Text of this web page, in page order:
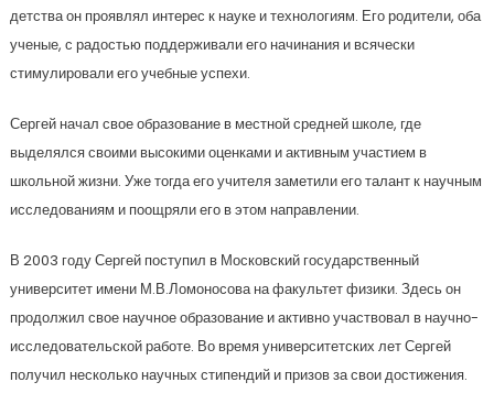
детства он проявлял интерес к науке и технологиям. Его родители, оба
ученые, с радостью поддерживали его начинания и всячески
стимулировали его учебные успехи.
Сергей начал свое образование в местной средней школе, где
выделялся своими высокими оценками и активным участием в
школьной жизни. Уже тогда его учителя заметили его талант к научным
исследованиям и поощряли его в этом направлении.
В 2003 году Сергей поступил в Московский государственный
университет имени М.В.Ломоносова на факультет физики. Здесь он
продолжил свое научное образование и активно участвовал в научно-
исследовательской работе. Во время университетских лет Сергей
получил несколько научных стипендий и призов за свои достижения.